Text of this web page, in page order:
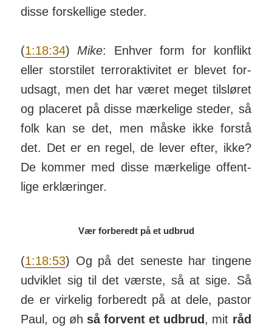
disse for­skellige steder.
(1:18:34) Mike: Enhver form for kon­flikt
eller stor­stilet ter­ror­ak­ti­vitet er blevet for­
ud­sagt, men det har været meget til­sløret
og pla­ceret på disse mær­kelige steder, så
folk kan se det, men måske ikke forstå
det. Det er en regel, de lever efter, ikke?
De kommer med disse mær­kelige of­fent­
lige er­klær­inger.
Vær forberedt på et udbrud
(1:18:53) Og på det seneste har tingene
ud­viklet sig til det værste, så at sige. Så
de er virkelig for­beredt på at dele, pastor
Paul, og øh så for­vent et udbrud , mit råd